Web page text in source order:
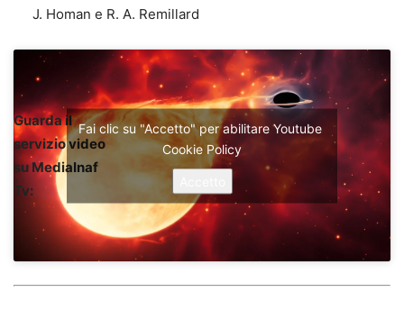
J. Homan e R. A. Remillard
Guarda il
servizio video
su MediaInaf
Tv:
Fai clic su "Accetto" per abilitare Youtube
Cookie Policy